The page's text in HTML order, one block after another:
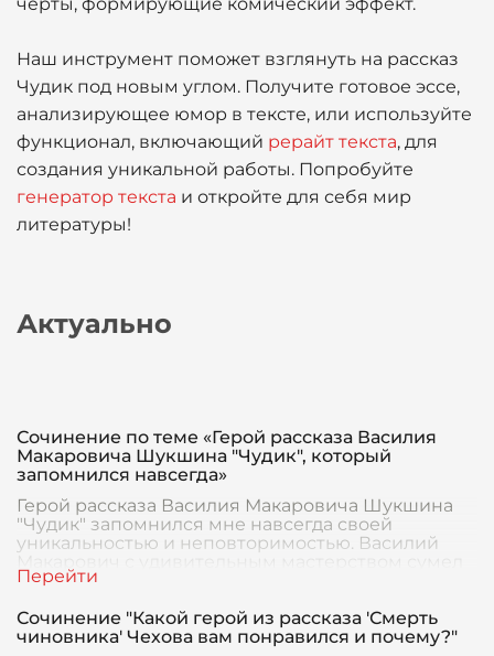
Наш инструмент поможет взглянуть на рассказ
Чудик под новым углом. Получите готовое эссе,
анализирующее юмор в тексте, или используйте
функционал, включающий рерайт текста, для
создания уникальной работы. Попробуйте
генератор текста и откройте для себя мир
литературы!
Актуально
Сочинение по теме «Герой рассказа Василия
Макаровича Шукшина "Чудик", который
запомнился навсегда»
Герой рассказа Василия Макаровича Шукшина
"Чудик" запомнился мне навсегда своей
уникальностью и неповторимостью. Василий
Макарович с удивительным мастерством сумел
воплотить в этом
Сочинение "Какой герой из рассказа 'Смерть
чиновника' Чехова вам понравился и почему?"